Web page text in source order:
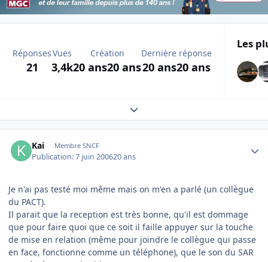
Réponses
21
Vues
3,4k
Création
20 ans20 ans
Dernière réponse
20 ans20 ans
Les
Expand topic overview
Kai Membre SNCF
Publication:7 juin 200620 ans
Je n'ai pas testé moi même mais on m'en a parlé (un collègue
du PACT).
Il parait que la reception est très bonne, qu'il est dommage
que pour faire quoi que ce soit il faille appuyer sur la touche
de mise en relation (même pour joindre le collègue qui passe
en face, fonctionne comme un téléphone), que le son du SAR